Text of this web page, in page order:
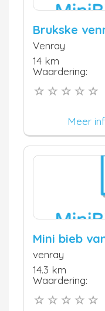
Brukske
Venray
14 km
Waardering:
Meer
Mini bieb
venray
14.3 km
Waardering: